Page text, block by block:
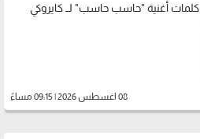
كلمات أغنية "حاسب حاسب" لــ كايروكي
08 اغسطس 2026 | 09:15 مساءً